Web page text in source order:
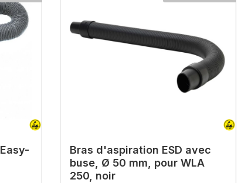
Bras d'aspiration ESD avec
buse, Ø 50 mm, pour WLA
250, noir